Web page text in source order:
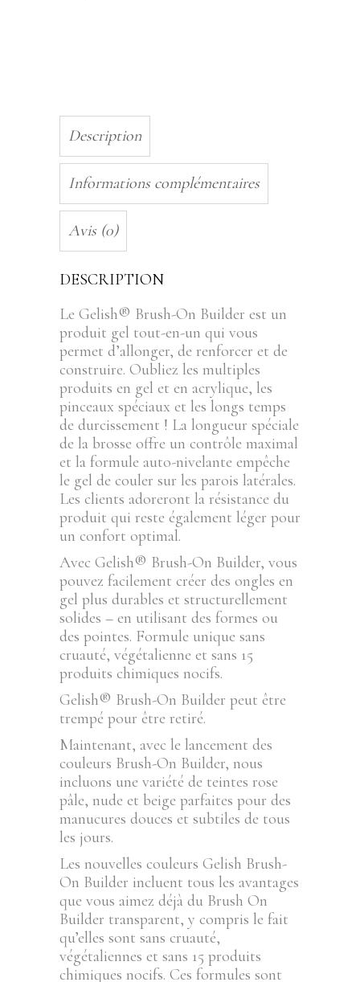
Description
Informations complémentaires
Avis (0)
DESCRIPTION
Le Gelish® Brush-On Builder est un
produit gel tout-en-un qui vous
permet d’allonger, de renforcer et de
construire. Oubliez les multiples
produits en gel et en acrylique, les
pinceaux spéciaux et les longs temps
de durcissement ! La longueur spéciale
de la brosse offre un contrôle maximal
et la formule auto-nivelante empêche
le gel de couler sur les parois latérales.
Les clients adoreront la résistance du
produit qui reste également léger pour
un confort optimal.
Avec Gelish® Brush-On Builder, vous
pouvez facilement créer des ongles en
gel plus durables et structurellement
solides – en utilisant des formes ou
des pointes. Formule unique sans
cruauté, végétalienne et sans 15
produits chimiques nocifs.
Gelish® Brush-On Builder peut être
trempé pour être retiré.
Maintenant, avec le lancement des
couleurs Brush-On Builder, nous
incluons une variété de teintes rose
pâle, nude et beige parfaites pour des
manucures douces et subtiles de tous
les jours.
Les nouvelles couleurs Gelish Brush-
On Builder incluent tous les avantages
que vous aimez déjà du Brush On
Builder transparent, y compris le fait
qu’elles sont sans cruauté,
végétaliennes et sans 15 produits
chimiques nocifs. Ces formules sont